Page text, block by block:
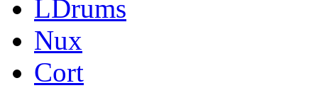
LDrums
Nux
Cort